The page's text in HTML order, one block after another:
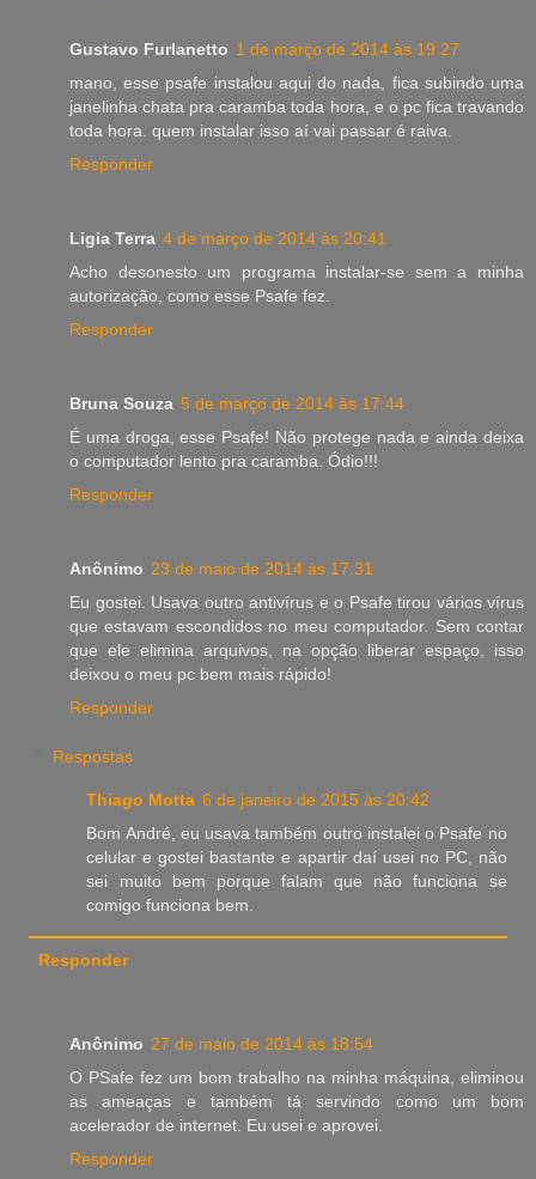
Gustavo Furlanetto 1 de março de 2014 às 19:27
mano, esse psafe instalou aqui do nada, fica subindo uma
janelinha chata pra caramba toda hora, e o pc fica travando
toda hora. quem instalar isso aí vai passar é raiva.
Responder
Ligia Terra 4 de março de 2014 às 20:41
Acho desonesto um programa instalar-se sem a minha
autorização, como esse Psafe fez.
Responder
Bruna Souza 5 de março de 2014 às 17:44
É uma droga, esse Psafe! Não protege nada e ainda deixa
o computador lento pra caramba. Ódio!!!
Responder
Anônimo 23 de maio de 2014 às 17:31
Eu gostei. Usava outro antivírus e o Psafe tirou vários vírus
que estavam escondidos no meu computador. Sem contar
que ele elimina arquivos, na opção liberar espaço, isso
deixou o meu pc bem mais rápido!
Responder
Respostas
Thiago Motta 6 de janeiro de 2015 às 20:42
Bom André, eu usava também outro instalei o Psafe no
celular e gostei bastante e apartir daí usei no PC, não
sei muito bem porque falam que não funciona se
comigo funciona bem.
Responder
Anônimo 27 de maio de 2014 às 18:54
O PSafe fez um bom trabalho na minha máquina, eliminou
as ameaças e também tá servindo como um bom
acelerador de internet. Eu usei e aprovei.
Responder